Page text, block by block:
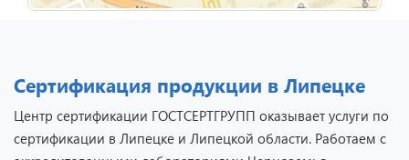
Сертификация продукции в Липецке
Центр сертификации ГОСТСЕРТГРУПП оказывает услуги по
сертификации в Липецке и Липецкой области. Работаем с